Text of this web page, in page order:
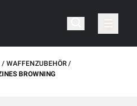
WAFFENZUBEHÖR
BROWNING